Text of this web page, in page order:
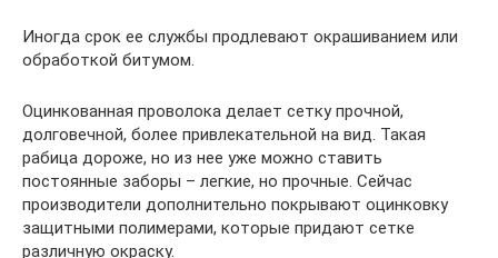
Иногда срок ее службы продлевают окрашиванием или
обработкой битумом.
Оцинкованная проволока делает сетку прочной,
долговечной, более привлекательной на вид. Такая
рабица дороже, но из нее уже можно ставить
постоянные заборы – легкие, но прочные. Сейчас
производители дополнительно покрывают оцинковку
защитными полимерами, которые придают сетке
различную окраску.